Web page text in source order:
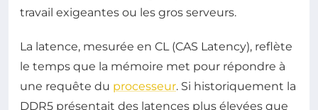
travail exigeantes ou les gros serveurs.
La latence, mesurée en CL (CAS Latency), reflète
le temps que la mémoire met pour répondre à
une requête du processeur. Si historiquement la
DDR5 présentait des latences plus élevées que